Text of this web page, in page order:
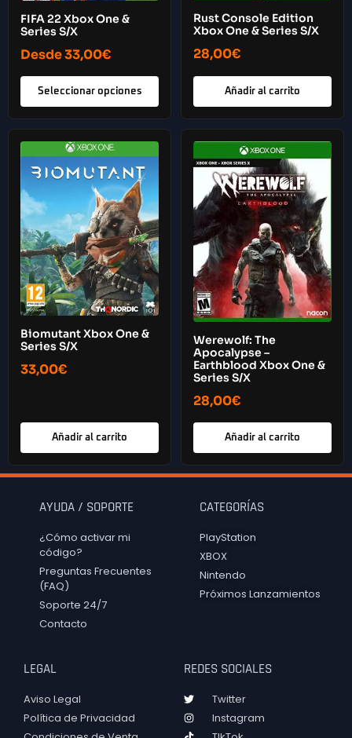
FIFA 22 Xbox One &
Series S/X
Desde33,00€
Seleccionar opciones
Rust Console Edition
Xbox One & Series S/X
28,00€
Añadir al carrito
Biomutant Xbox One &
Series S/X
33,00€
Añadir al carrito
Werewolf: The
Apocalypse –
Earthblood Xbox One &
Series S/X
28,00€
Añadir al carrito
AYUDA / SOPORTE
¿Cómo activar mi
código?
Preguntas Frecuentes
(FAQ)
Soporte 24/7
Contacto
CATEGORÍAS
PlayStation
XBOX
Nintendo
Próximos Lanzamientos
LEGAL
Aviso Legal
Política de Privacidad
REDES SOCIALES
Twitter
Instagram